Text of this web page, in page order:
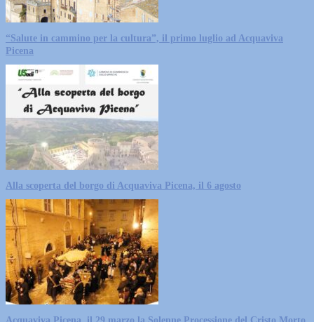
“Salute in cammino per la cultura”, il primo luglio ad Acquaviva
Picena
Alla scoperta del borgo di Acquaviva Picena, il 6 agosto